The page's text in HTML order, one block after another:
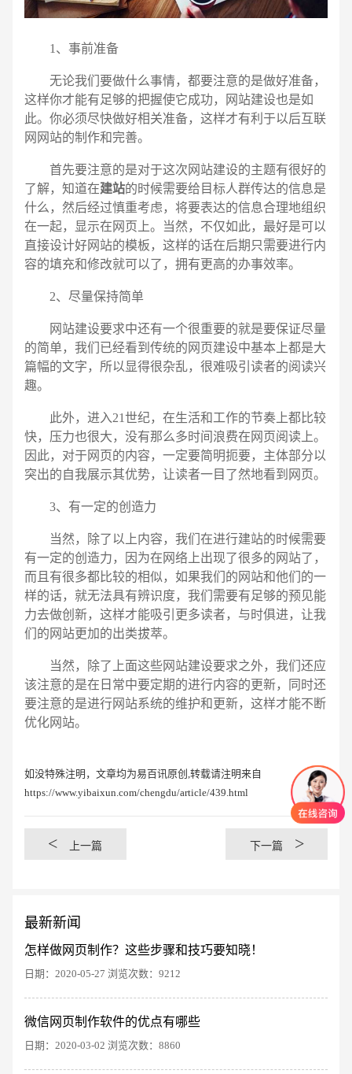
1、事前准备
无论我们要做什么事情，都要注意的是做好准备，
这样你才能有足够的把握使它成功，网站建设也是如
此。你必须尽快做好相关准备，这样才有利于以后互联
网网站的制作和完善。
首先要注意的是对于这次网站建设的主题有很好的
了解，知道在建站的时候需要给目标人群传达的信息是
什么，然后经过慎重考虑，将要表达的信息合理地组织
在一起，显示在网页上。当然，不仅如此，最好是可以
直接设计好网站的模板，这样的话在后期只需要进行内
容的填充和修改就可以了，拥有更高的办事效率。
2、尽量保持简单
网站建设要求中还有一个很重要的就是要保证尽量
的简单，我们已经看到传统的网页建设中基本上都是大
篇幅的文字，所以显得很杂乱，很难吸引读者的阅读兴
趣。
此外，进入21世纪，在生活和工作的节奏上都比较
快，压力也很大，没有那么多时间浪费在网页阅读上。
因此，对于网页的内容，一定要简明扼要，主体部分以
突出的自我展示其优势，让读者一目了然地看到网页。
3、有一定的创造力
当然，除了以上内容，我们在进行建站的时候需要
有一定的创造力，因为在网络上出现了很多的网站了，
而且有很多都比较的相似，如果我们的网站和他们的一
样的话，就无法具有辨识度，我们需要有足够的预见能
力去做创新，这样才能吸引更多读者，与时俱进，让我
们的网站更加的出类拔萃。
当然，除了上面这些网站建设要求之外，我们还应
该注意的是在日常中要定期的进行内容的更新，同时还
要注意的是进行网站系统的维护和更新，这样才能不断
优化网站。
如没特殊注明，文章均为易百讯原创,转载请注明来自
https://www.yibaixun.com/chengdu/article/439.html
< 上一篇 下一篇 >
最新新闻
怎样做网页制作？这些步骤和技巧要知晓！
日期：2020-05-27 浏览次数：9212
微信网页制作软件的优点有哪些
日期：2020-03-02 浏览次数：8860
请输入您的公司名称 名字
电话 微信号
创意品牌型网站 · 标准企业官网建设